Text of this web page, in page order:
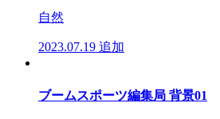
自然
2023.07.19 追加
ブームスポーツ編集局 背景01